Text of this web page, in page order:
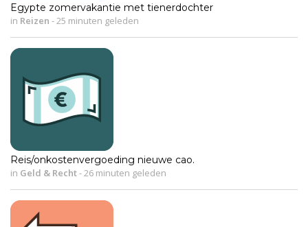
Egypte zomervakantie met tienerdochter
in Reizen - 25 minuten geleden
Reis/onkostenvergoeding nieuwe cao.
in Geld & Recht- 26 minuten geleden